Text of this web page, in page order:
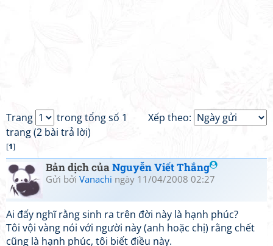
Xếp theo:
Trang
trong tổng số 1
trang (2 bài trả lời)
[1]
Bản dịch củaNguyễn Viết Thắng
Gửi bởi Vanachi ngày 11/04/2008 02:27
Ai đấy nghĩ rằng sinh ra trên đời này là hạnh phúc?
Tôi vội vàng nói với người này (anh hoặc chị) rằng chết
cũng là hạnh phúc, tôi biết điều này.